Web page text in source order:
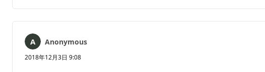
ト
あ
り
ト
Anonymous
2018年12月3日 9:08